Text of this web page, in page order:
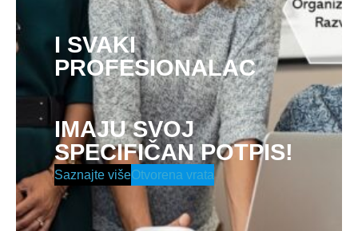
I SVAKI
PROFESIONALAC
IMAJU SVOJ
SPECIFIČAN POTPIS!
Saznajte višeOtvorena vrata